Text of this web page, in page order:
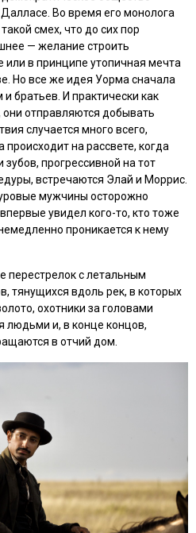
Во время его монолога
смех, что до сих пор
— желание строить
в принципе утопичная мечта
Но все же идея Уорма сначала
братьев. И практически как
они отправляются добывать
случается много всего,
происходит на рассвете, когда
прогрессивной на тот
встречаются Элай и Моррис.
мужчины осторожно
увидел кого-то, кто тоже
проникается к нему
перестрелок с летальным
тянущихся вдоль рек, в которых
охотники за головами
людьми и, в конце концов,
в отчий дом.